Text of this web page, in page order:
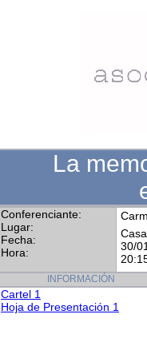
La
Conferenciante:
Lugar:
Fecha:
Hora:
30/
INFORMACIÓN
Cartel 1
Hoja de Presentación 1